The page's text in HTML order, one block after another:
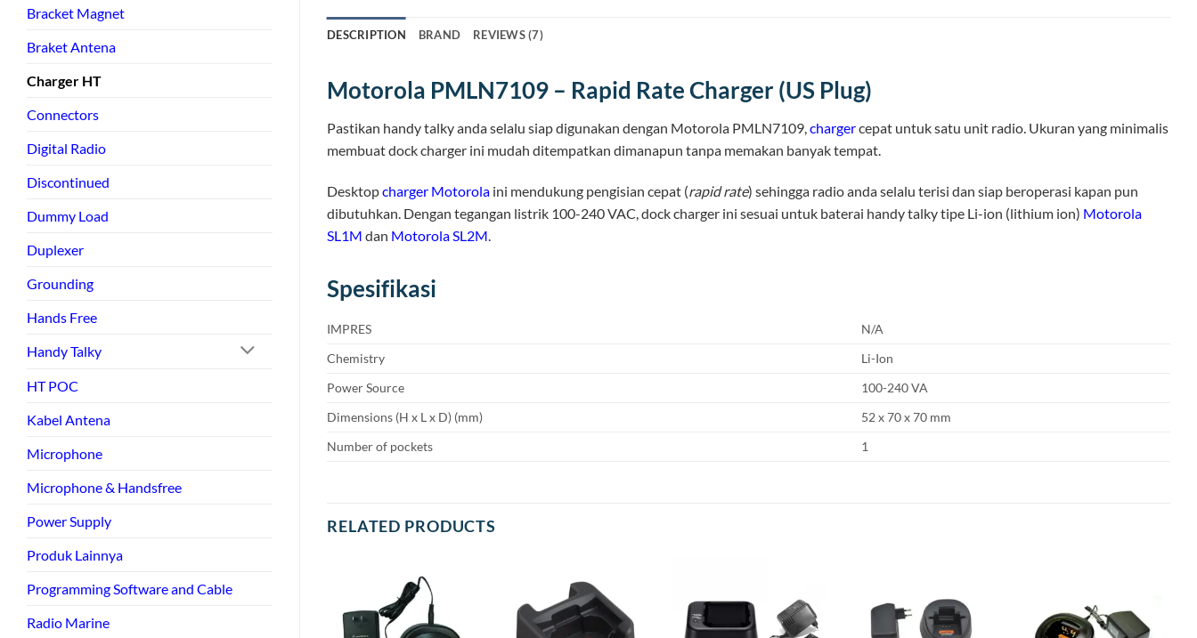
Bracket Magnet
Braket Antena
Charger HT
Connectors
Digital Radio
Discontinued
Dummy Load
Duplexer
Grounding
Hands Free
Handy Talky
HT POC
Kabel Antena
Microphone
Microphone & Handsfree
Power Supply
Produk Lainnya
Programming Software and Cable
Radio Marine
DESCRIPTION BRAND REVIEWS (7)
Motorola PMLN7109 – Rapid Rate Charger (US Plug)
Pastikan handy talky anda selalu siap digunakan dengan Motorola PMLN7109,chargercepat untuk satu unit radio. Ukuran yang minimalis
membuat dock charger ini mudah ditempatkan dimanapun tanpa memakan banyak tempat.
Desktopcharger Motorola ini mendukung pengisian cepat (rapid rate) sehingga radio anda selalu terisi dan siap beroperasi kapan pun
dibutuhkan. Dengan tegangan listrik 100-240 VAC, dock charger ini sesuai untuk baterai handy talky tipe Li-ion (lithium ion) Motorola
SL1M dan Motorola SL2M.
Spesifikasi
IMPRES
N/A
Chemistry
Li-Ion
Power Source
100-240 VA
Dimensions (H x L x D) (mm)
52 x 70 x 70 mm
Number of pockets
1
RELATED PRODUCTS